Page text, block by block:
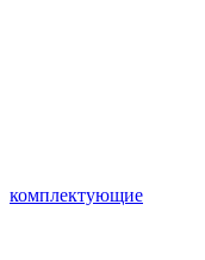
комплектующие